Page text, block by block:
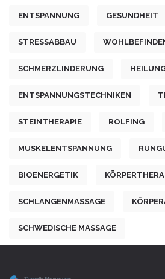
ENTSPANNUNG GESUNDHEIT
STRESSABBAU
SCHMERZLINDERUNG
ENTSPANNUNGSTECHNIKEN
STEINTHERAPIE ROLFING
MUSKELENTSPANNUNG
BIOENERGETIK
SCHLANGENMASSAGE
SCHWEDISCHE MASSAGE